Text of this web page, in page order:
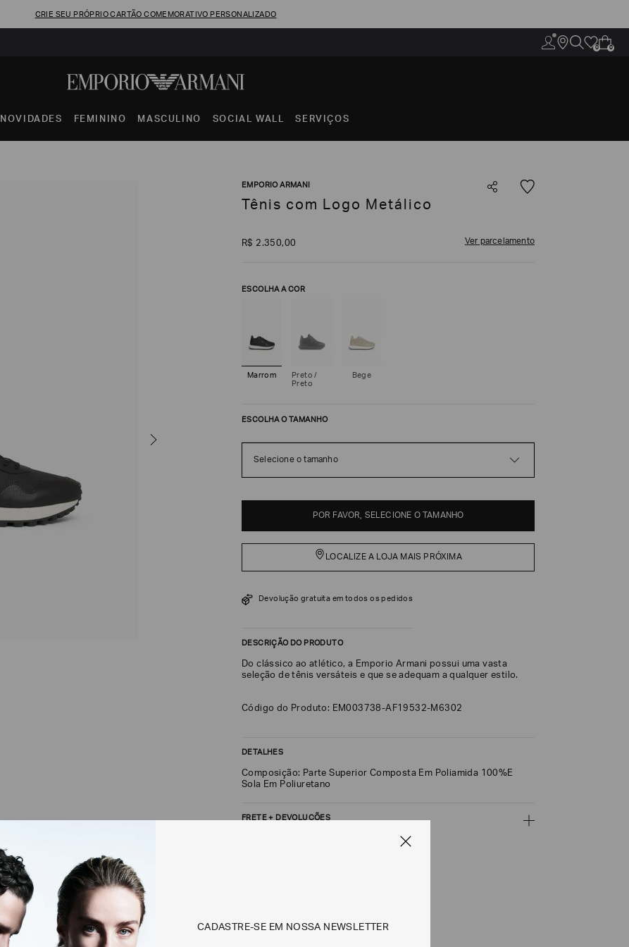
CRIE SEU PRÓPRIO CARTÃO COMEMORATIVO PERSONALIZADO
0 0
NOVIDADES FEMININO MASCULINO SOCIAL WALL SERVIÇOS
EMPORIO ARMANI
Tênis com Logo Metálico
R$ 2.350,00 Ver parcelamento
ESCOLHA A COR
Marrom
Preto /
Preto
Bege
ESCOLHA O TAMANHO
Selecione o tamanho
POR FAVOR, SELECIONE O TAMANHO
LOCALIZE A LOJA MAIS PRÓXIMA
Devolução gratuita em todos os pedidos
DESCRIÇÃO DO PRODUTO
Do clássico ao atlético, a Emporio Armani possui uma vasta
seleção de tênis versáteis e que se adequam a qualquer estilo.
Código do Produto: EM003738-AF19532-M6302
DETALHES
Composição: Parte Superior Composta Em Poliamida 100%E
Sola Em Poliuretano
FRETE + DEVOLUÇÕES
Os preços, prazos e tipos de entrega são válidos apenas para este produto
CADASTRE-SE EM NOSSA NEWSLETTER